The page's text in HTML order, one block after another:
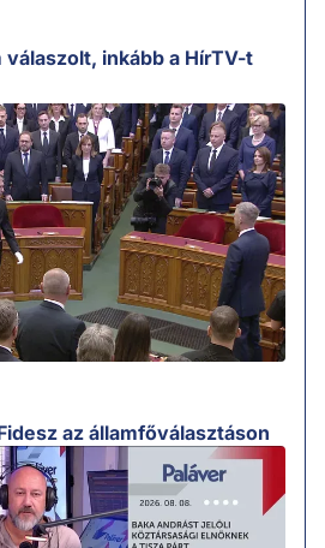
inkább a HírTV-t
az államfőválasztáson